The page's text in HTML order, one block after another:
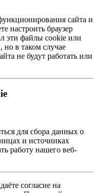
сайта и
настроить браузер
эти файлы cookie или
но в таком случае
не будут работать или
для сбора данных о
и источниках
работу нашего веб-
согласие на